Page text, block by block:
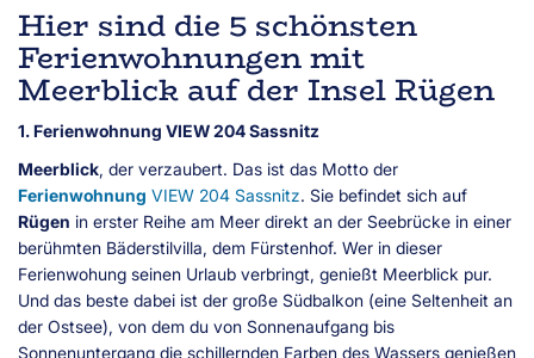
Hier sind die 5 schönsten
Ferienwohnungen mit
Meerblick auf der Insel Rügen
1. Ferienwohnung VIEW 204 Sassnitz
Meerblick, der verzaubert. Das ist das Motto der
Ferienwohnung VIEW 204 Sassnitz. Sie befindet sich auf
Rügen in erster Reihe am Meer direkt an der Seebrücke in einer
berühmten Bäderstilvilla, dem Fürstenhof. Wer in dieser
Ferienwohung seinen Urlaub verbringt, genießt Meerblick pur.
Und das beste dabei ist der große Südbalkon (eine Seltenheit an
der Ostsee), von dem du von Sonnenaufgang bis
Sonnenuntergang die schillernden Farben des Wassers genießen